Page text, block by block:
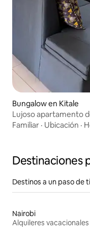
Bungalow en Kitale
Lujoso apartamento
Familiar · Ubicación ·
Destinaciones
Destinos a un paso de ti
Nairobi
Alquileres vacacionales